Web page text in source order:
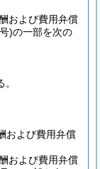
および費用弁償
)の一部を次の
および費用弁償
および費用弁償